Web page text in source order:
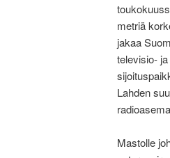
metriä
jakaa
televisio-
Lahden
Mastolle